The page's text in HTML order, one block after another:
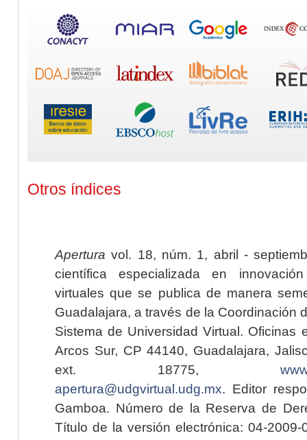
Otros índices
Apertura vol. 18, núm. 1, abril -
científica especializada en
virtuales que se publica de manera
Guadalajara, a través de la Coordinación
Sistema de Universidad Virtual. Oficinas
Arcos Sur, CP 44140, Guadalajara,
ext. 18775,
apertura@udgvirtual.udg.mx. Editor
Gamboa. Número de la Reserva de
Título de la versión electrónica: 04-2009-